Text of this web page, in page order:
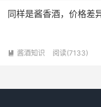
同样是酱香酒，价格差
 酱酒知识 阅读(7133)